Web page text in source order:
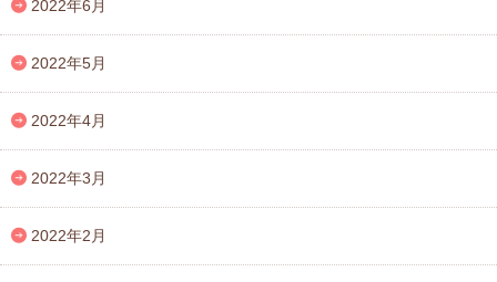
2022年6月
2022年5月
2022年4月
2022年3月
2022年2月